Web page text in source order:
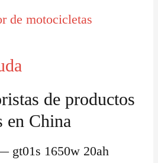
de motocicletas
de productos
en China
gt01s 1650w 20ah